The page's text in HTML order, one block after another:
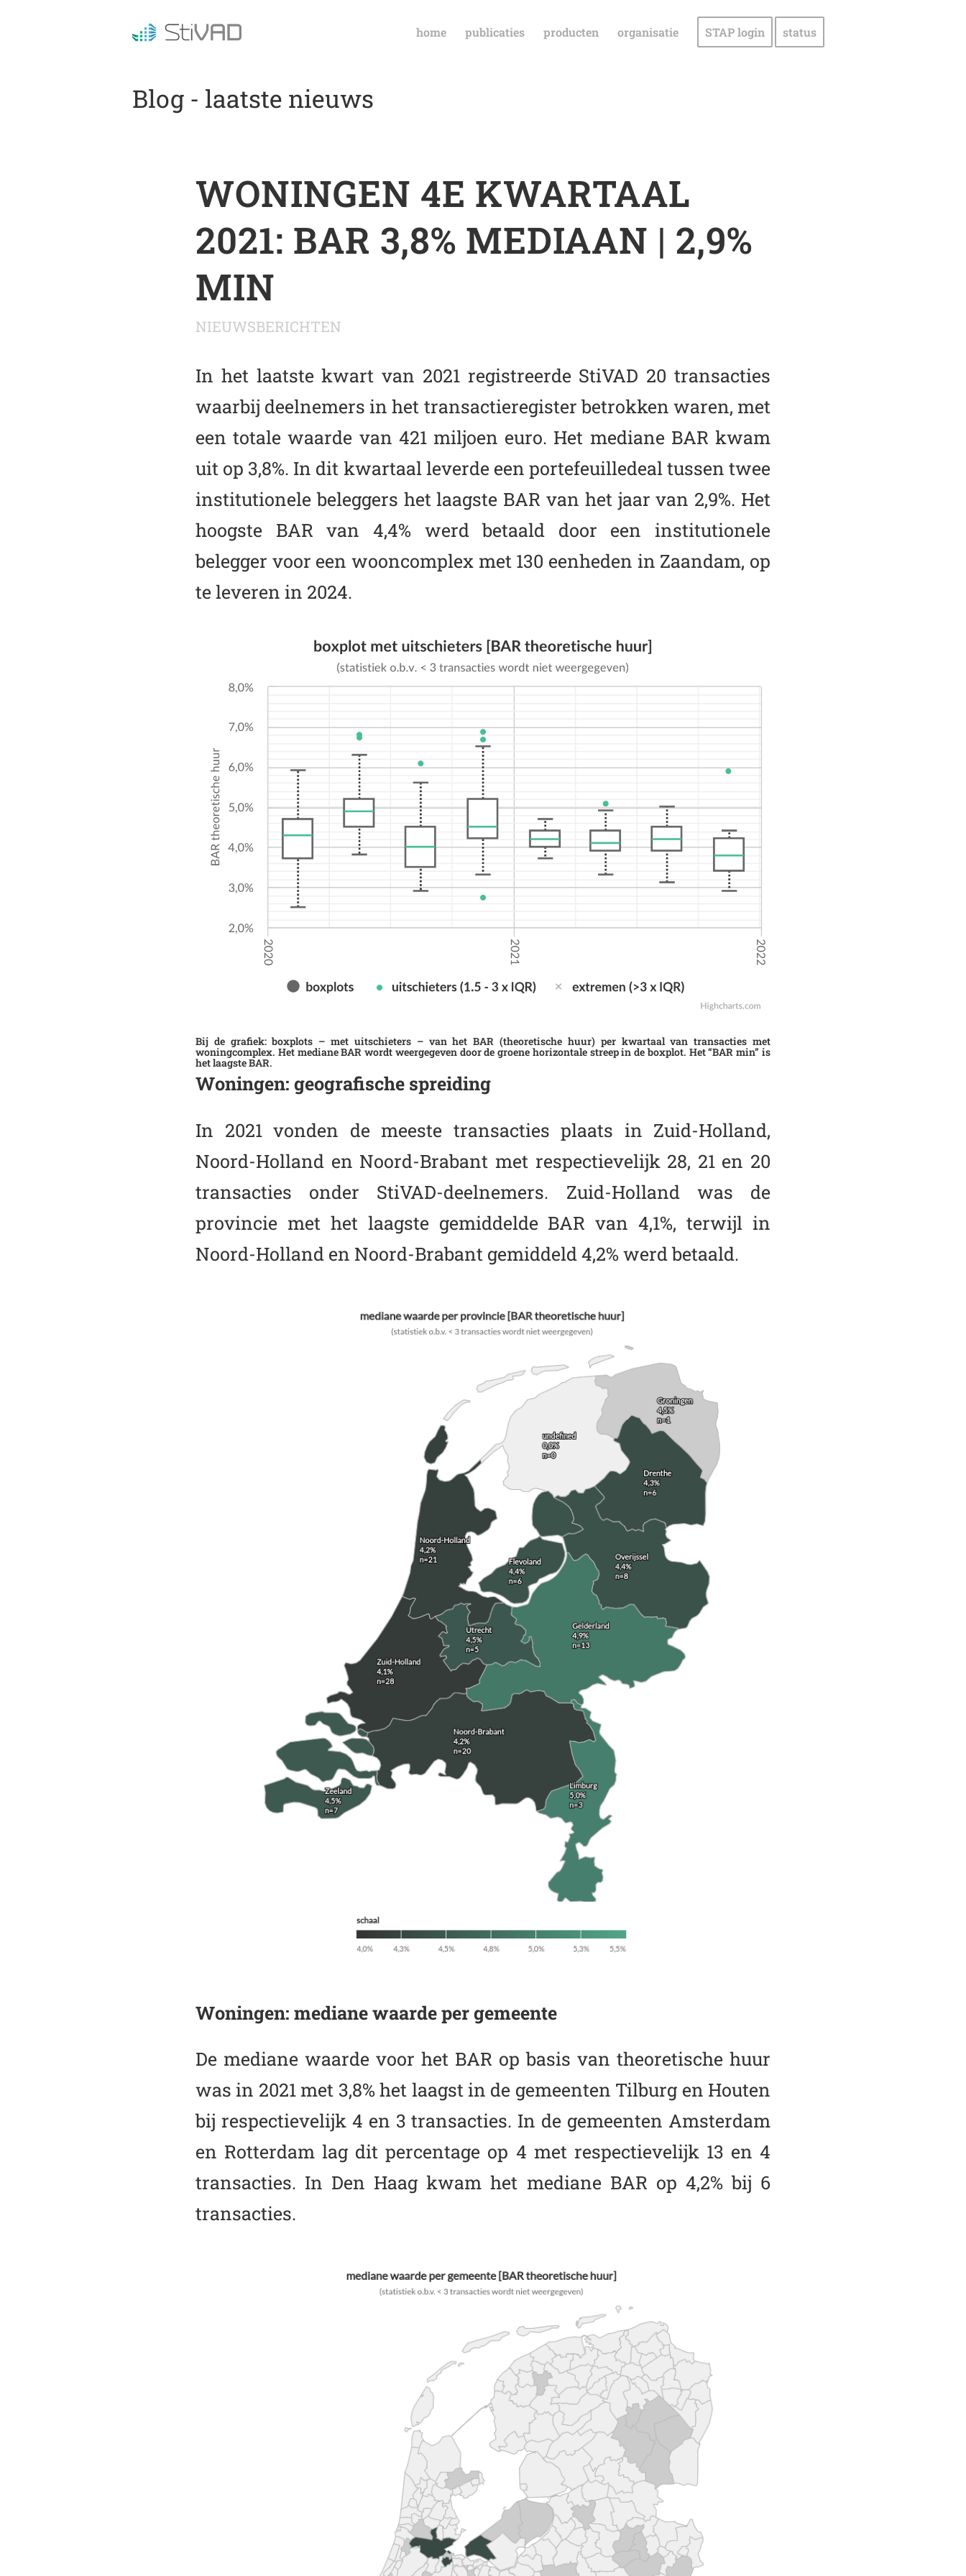
home publicaties producten organisatie STAP login status
Blog - laatste nieuws
WONINGEN 4E KWARTAAL
2021: BAR 3,8% MEDIAAN | 2,9%
MIN
NIEUWSBERICHTEN
In het laatste kwart van 2021 registreerde StiVAD 20 transacties
waarbij deelnemers in het transactieregister betrokken waren, met
een totale waarde van 421 miljoen euro. Het mediane BAR kwam
uit op 3,8%. In dit kwartaal leverde een portefeuilledeal tussen twee
institutionele beleggers het laagste BAR van het jaar van 2,9%. Het
hoogste BAR van 4,4% werd betaald door een institutionele
belegger voor een wooncomplex met 130 eenheden in Zaandam, op
te leveren in 2024.
Bij de grafiek: boxplots – met uitschieters – van het BAR (theoretische huur) per kwartaal van transacties met
woningcomplex. Het mediane BAR wordt weergegeven door de groene horizontale streep in de boxplot. Het “BAR min” is
het laagste BAR.
Woningen: geografische spreiding
In 2021 vonden de meeste transacties plaats in Zuid-Holland,
Noord-Holland en Noord-Brabant met respectievelijk 28, 21 en 20
transacties onder StiVAD-deelnemers. Zuid-Holland was de
provincie met het laagste gemiddelde BAR van 4,1%, terwijl in
Noord-Holland en Noord-Brabant gemiddeld 4,2% werd betaald.
Woningen: mediane waarde per gemeente
De mediane waarde voor het BAR op basis van theoretische huur
was in 2021 met 3,8% het laagst in de gemeenten Tilburg en Houten
bij respectievelijk 4 en 3 transacties. In de gemeenten Amsterdam
en Rotterdam lag dit percentage op 4 met respectievelijk 13 en 4
transacties. In Den Haag kwam het mediane BAR op 4,2% bij 6
transacties.